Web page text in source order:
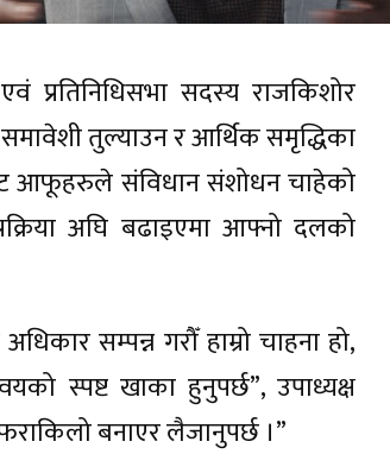
प्रतिनिधिसभा सदस्य राजकिशोर
तुल्याउन र आर्थिक समृद्धिका
आफूहरुले संविधान संशोधन चाहेको
अघि बढाइएमा आफ्नो दलको
सम्पन्न गरौँ हाम्रो चाहना हो,
स्पष्ट खाका हुनुपर्छ”, उपाध्यक्ष
बनाएर लैजानुपर्छ ।”